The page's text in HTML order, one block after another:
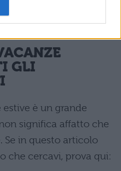
le batteria
a studiare!
GLI
è un grande
significa affatto che
Se in questo articolo
che cercavi, prova qui: